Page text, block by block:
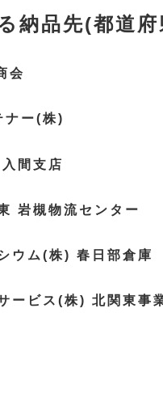
納品先(都道府
会
ナー(株)
間支店
岩槻物流センター
ウム(株) 春日部倉庫
ービス(株) 北関東事